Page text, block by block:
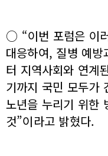
○ “이번 포럼은 이
대응하여, 질병 예방
터 지역사회와 연계
기까지 국민 모두가
노년을 누리기 위한
것”이라고 밝혔다.